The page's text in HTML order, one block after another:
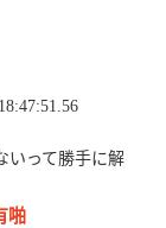
いって勝手に解
啪